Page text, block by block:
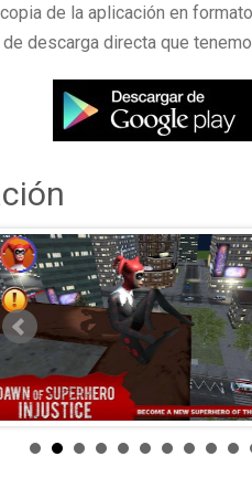
de la aplicación en formato
descarga directa que